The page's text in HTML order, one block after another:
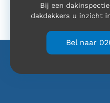
Bij een
dakdekkers u inzicht
Bel naar